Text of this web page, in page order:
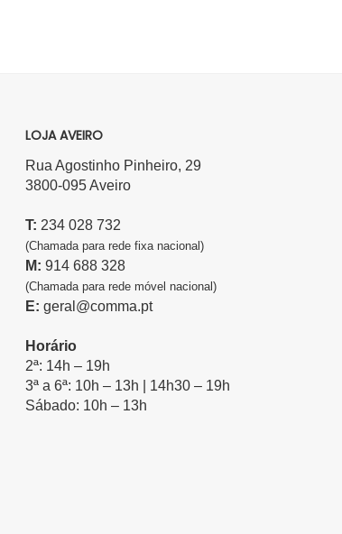
LOJA AVEIRO
Rua Agostinho Pinheiro, 29
3800-095 Aveiro
T: 234 028 732
(Chamada para rede fixa nacional)
M: 914 688 328
(Chamada para rede móvel nacional)
E: geral@comma.pt
Horário
2ª: 14h – 19h
3ª a 6ª: 10h – 13h | 14h30 – 19h
Sábado: 10h – 13h